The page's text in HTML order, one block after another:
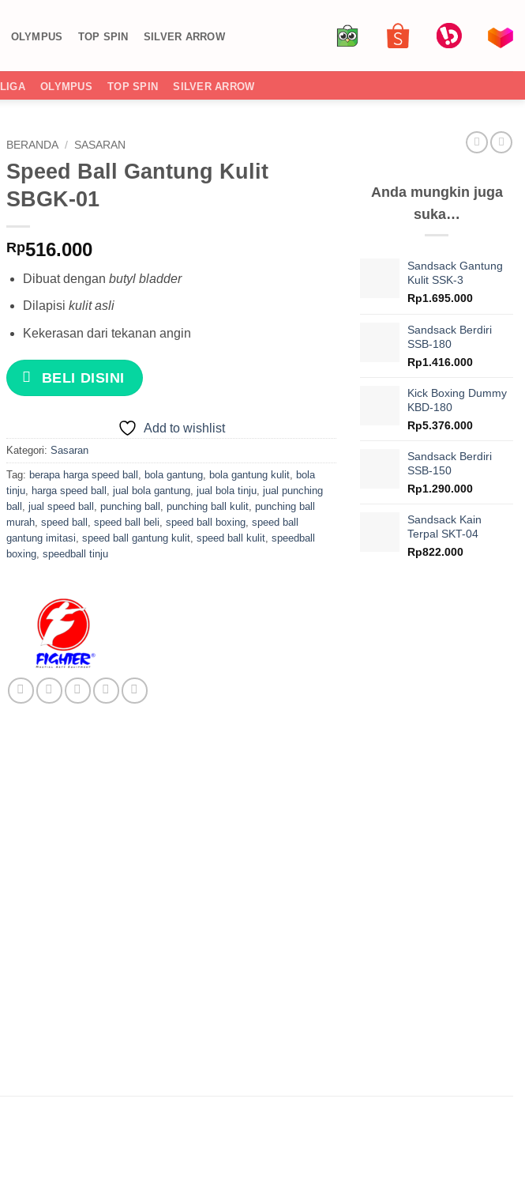
OLYMPUS TOP SPIN SILVER ARROW
LIGA OLYMPUS TOP SPIN SILVER ARROW
BERANDA / SASARAN
Speed Ball Gantung Kulit
SBGK-01
Rp516.000
Dibuat dengan butyl bladder
Dilapisi kulit asli
Kekerasan dari tekanan angin
BELI DISINI
Add to wishlist
Kategori: Sasaran
Tag: berapa harga speed ball , bola gantung, bola gantung kulit, bola
tinju, harga speed ball , jual bola gantung, jual bola tinju, jual punching
ball , jual speed ball , punching ball , punching ball kulit, punching ball
murah, speed ball , speed ball beli, speed ball boxing, speed ball
gantung imitasi, speed ball gantung kulit, speed ball kulit, speedball
boxing, speedball tinju
Anda mungkin juga
suka…
Sandsack Gantung
Kulit SSK-3
Rp1.695.000
Sandsack Berdiri
SSB-180
Rp1.416.000
Kick Boxing Dummy
KBD-180
Rp5.376.000
Sandsack Berdiri
SSB-150
Rp1.290.000
Sandsack Kain
Terpal SKT-04
Rp822.000